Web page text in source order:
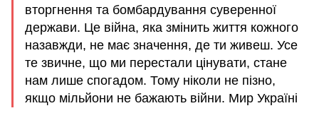
вторгнення та бомбардування суверенної
держави. Це війна, яка змінить життя кожного
назавжди, не має значення, де ти живеш. Усе
те звичне, що ми перестали цінувати, стане
нам лише спогадом. Тому ніколи не пізно,
якщо мільйони не бажають війни. Мир Україні